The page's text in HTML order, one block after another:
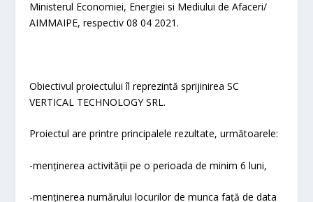
Ministerul Economiei, Energiei si Mediului de Afaceri/
AIMMAIPE, respectiv 08 04 2021.
Obiectivul proiectului îl reprezintă sprijinirea SC
VERTICAL TECHNOLOGY SRL.
Proiectul are printre principalele rezultate, următoarele:
-menținerea activității pe o perioada de minim 6 luni,
-menținerea numărului locurilor de munca față de data